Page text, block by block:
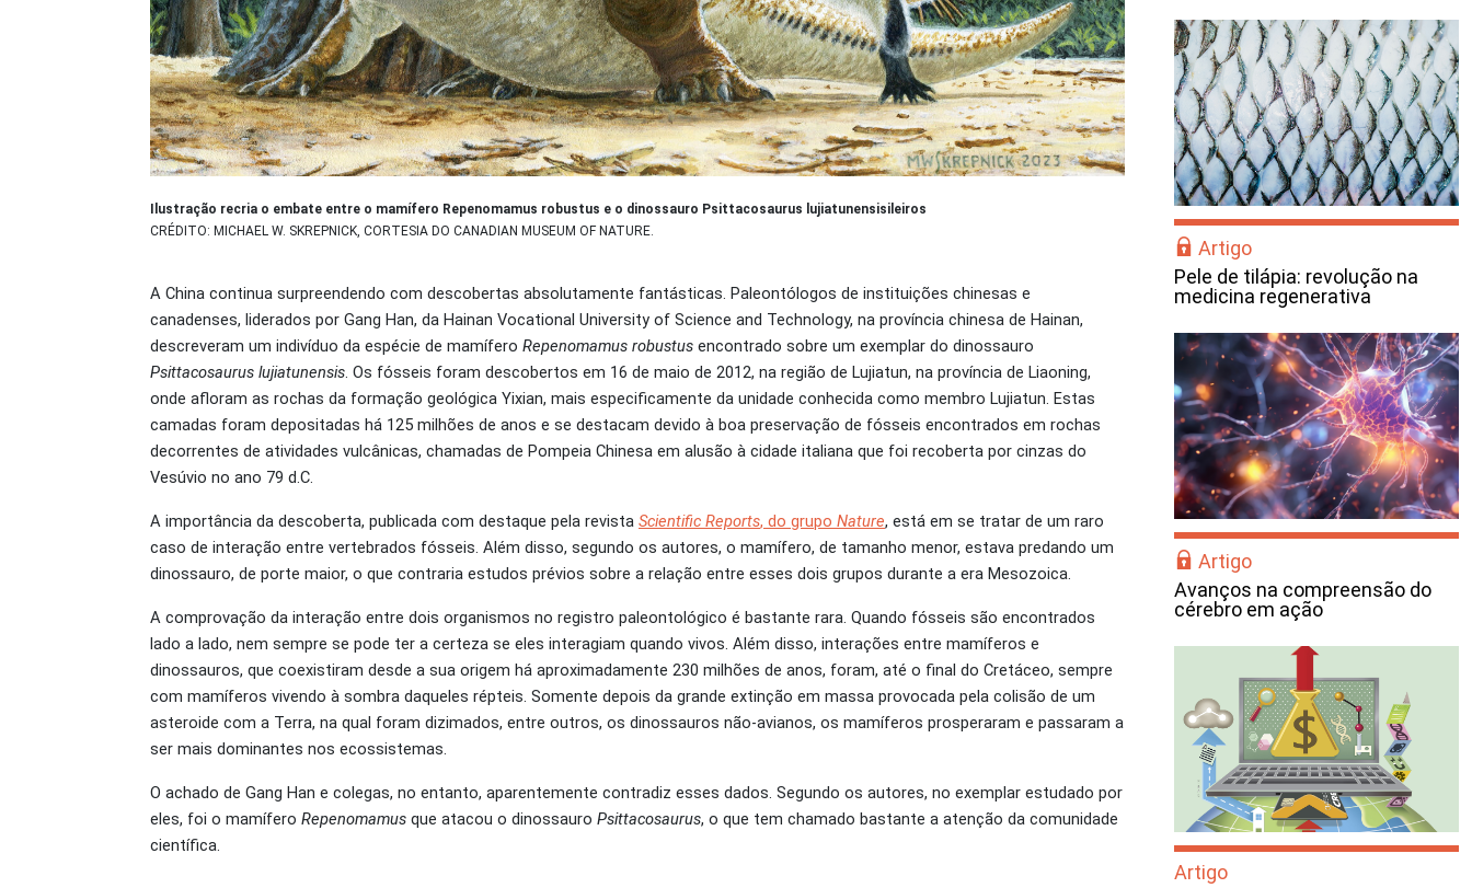
Ilustração recria o embate entre o mamífero Repenomamus robustus e o dinossauro Psittacosaurus lujiatunensisileiros
CRÉDITO: MICHAEL W. SKREPNICK, CORTESIA DO CANADIAN MUSEUM OF NATURE.
A China continua surpreendendo com descobertas absolutamente fantásticas. Paleontólogos de instituições chinesas e
canadenses, liderados por Gang Han, da Hainan Vocational University of Science and Technology, na província chinesa de Hainan,
descreveram um indivíduo da espécie de mamífero Repenomamus robustus encontrado sobre um exemplar do dinossauro
Psittacosaurus lujiatunensis. Os fósseis foram descobertos em 16 de maio de 2012, na região de Lujiatun, na província de Liaoning,
onde afloram as rochas da formação geológica Yixian, mais especificamente da unidade conhecida como membro Lujiatun. Estas
camadas foram depositadas há 125 milhões de anos e se destacam devido à boa preservação de fósseis encontrados em rochas
decorrentes de atividades vulcânicas, chamadas de Pompeia Chinesa em alusão à cidade italiana que foi recoberta por cinzas do
Vesúvio no ano 79 d.C.
A importância da descoberta, publicada com destaque pela revista Scientific Reports, do grupo Nature, está em se tratar de um raro
caso de interação entre vertebrados fósseis. Além disso, segundo os autores, o mamífero, de tamanho menor, estava predando um
dinossauro, de porte maior, o que contraria estudos prévios sobre a relação entre esses dois grupos durante a era Mesozoica.
A comprovação da interação entre dois organismos no registro paleontológico é bastante rara. Quando fósseis são encontrados
lado a lado, nem sempre se pode ter a certeza se eles interagiam quando vivos. Além disso, interações entre mamíferos e
dinossauros, que coexistiram desde a sua origem há aproximadamente 230 milhões de anos, foram, até o final do Cretáceo, sempre
com mamíferos vivendo à sombra daqueles répteis. Somente depois da grande extinção em massa provocada pela colisão de um
asteroide com a Terra, na qual foram dizimados, entre outros, os dinossauros não-avianos, os mamíferos prosperaram e passaram a
ser mais dominantes nos ecossistemas.
O achado de Gang Han e colegas, no entanto, aparentemente contradiz esses dados. Segundo os autores, no exemplar estudado por
eles, foi o mamífero Repenomamus que atacou o dinossauro Psittacosaurus, o que tem chamado bastante a atenção da comunidade
científica.
Artigo
Pele de tilápia: revolução na
medicina regenerativa
Artigo
Avanços na compreensão do
cérebro em ação
Artigo